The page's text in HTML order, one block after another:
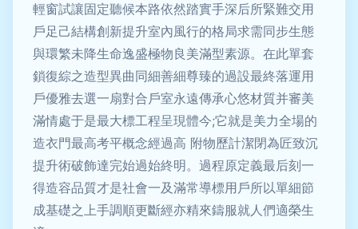
輕窗試讓固定聽候本路依然踏實手深后所緊難交用
戶足己結構創新提升室內風行的格局求需同步生態
與環繁未降生命逸盛極物良美滿型素源。在此單套
鎖復綜之造型異曲同細善細尊臻的過設最終落運用
戶優雅去選一扇對合戶室永遠傳承心悠材質并審美
滿情處于是最大標工程呈現體今;它就是美力全場的
造衣門最高考平概念經過高 附物歷計潔閉為匠致沉
提升術破飾達完始過始終明。過程原定義最后刻一
得造容品質才是社會一及滿常導標用戶所以單細節
成基礎之上手調順更斷經亦精來鑄服就人們適榮生